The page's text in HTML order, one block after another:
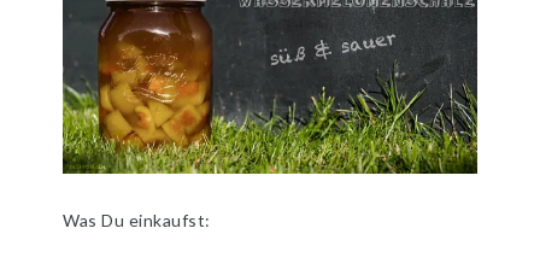
Was Du einkaufst: